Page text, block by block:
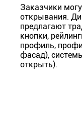
Заказчики
открывания.
предлагают
кнопки,
профиль,
фасад),
открыть).